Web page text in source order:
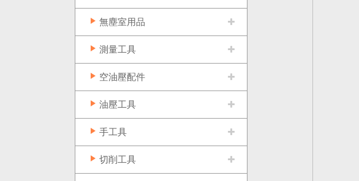
無塵室用品
測量工具
空油壓配件
油壓工具
手工具
切削工具